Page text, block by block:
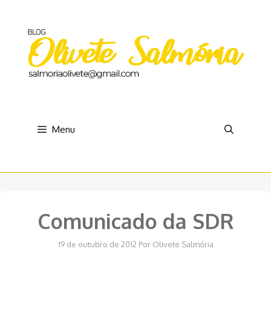
conteúdo
Menu
Comunicado da SDR
19 de outubro de 2012 Por Olivete Salmória